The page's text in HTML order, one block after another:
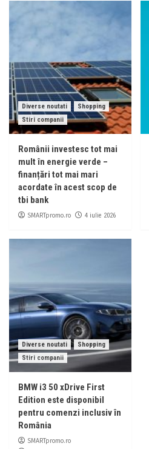
Diverse noutati
Shopping
Stiri companii
Românii investesc tot mai
mult în energie verde –
finanțări tot mai mari
acordate în acest scop de
tbi bank
SMARTpromo.ro 4 iulie 2026
Diverse noutati
Shopping
Stiri companii
BMW i3 50 xDrive First
Edition este disponibil
pentru comenzi inclusiv în
România
SMARTpromo.ro